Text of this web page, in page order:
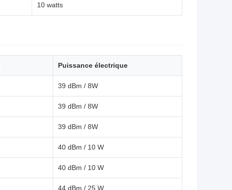
10 watts
Puissance électrique
39 dBm / 8W
39 dBm / 8W
39 dBm / 8W
40 dBm / 10 W
40 dBm / 10 W
44 dBm / 25 W